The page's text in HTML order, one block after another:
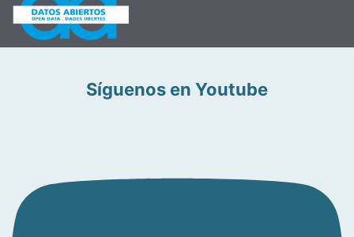
Síguenos en Youtube